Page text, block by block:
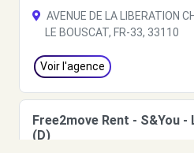
AVENUE DE LA LIBERATION
LE BOUSCAT, FR-33, 33110
Voir l'agence
Free2move Rent - S&You -
(D)